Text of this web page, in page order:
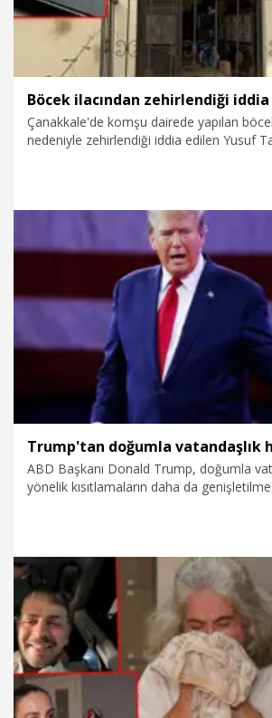
Çanakkale'de komşu dairede yapılan
nedeniyle zehirlendiği iddia edilen Yusuf
tutuklandı. Firma çalışanı diğer şüpheli
şartıyla serbest bırakıldı.
Gündem
ABD Başkanı Donald Trump, doğumla
yönelik kısıtlamaların daha da
7.08.2026 Dünya